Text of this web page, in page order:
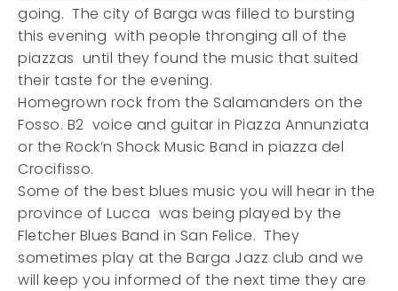
going. The city of Barga was filled to bursting
this evening with people thronging all of the
piazzas until they found the music that suited
their taste for the evening.
Homegrown rock from the Salamanders on the
Fosso. B2 voice and guitar in Piazza Annunziata
or the Rock’n Shock Music Band in piazza del
Crocifisso.
Some of the best blues music you will hear in the
province of Lucca was being played by the
Fletcher Blues Band in San Felice. They
sometimes play at the Barga Jazz club and we
will keep you informed of the next time they are